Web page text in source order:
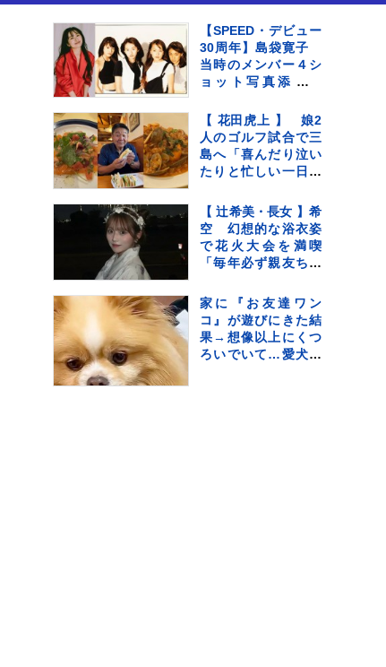
【SPEED・デビュー
30周年】島袋寛子
当時のメンバー４シ
ョット写真添えて
う ありがとう
SPEED」メッセージ
伝える
【 花田虎上 】 娘2
人のゴルフ試合で三
島へ「喜んだり泣い
たりと忙しい一日で
族で“お気に入りイタ
リアン”へ
【 辻希美・長女 】希
空 幻想的な浴衣姿
で花火大会を満喫
「毎年必ず親友ちゃ
「来年もたのしみだ
ね」
家に『お友達ワン
コ』が遊びにきた結
果→想像以上にくつ
ろいでいて…愛犬が